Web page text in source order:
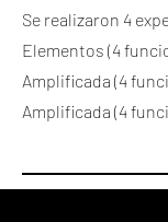
Se realizaron 4
Elementos (4
Amplificada (4
Amplificada (4